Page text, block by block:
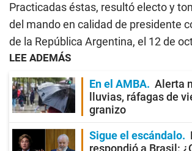
Practicadas éstas, resultó electo y
del mando en calidad de presidente
de la República Argentina, el 12 de
LEE ADEMÁS
En el AMBA
Alerta
lluvias, ráfagas de
granizo
Sigue el escándalo
respondió a Brasil: